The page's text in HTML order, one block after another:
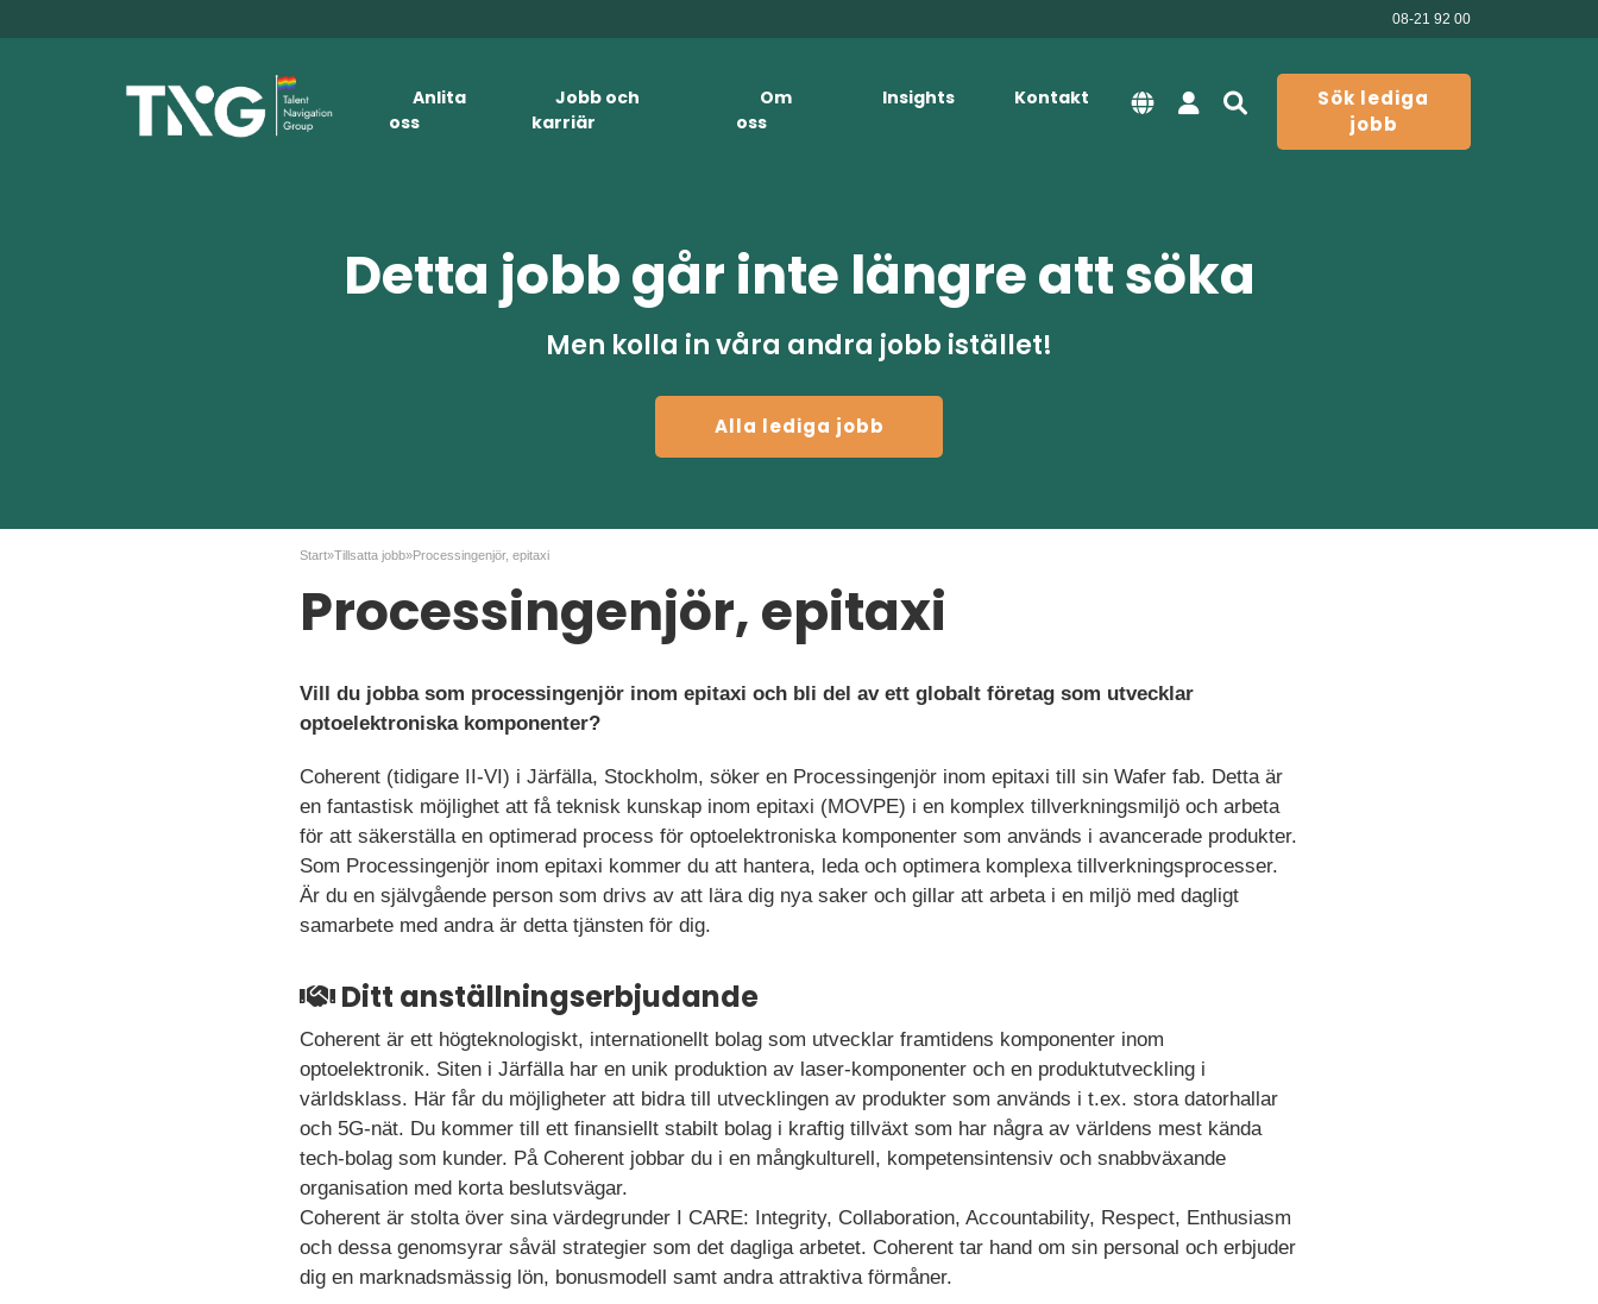
08-21 92 00
Anlita
oss
Jobb och
karriär
Om
oss
Insights Kontakt
Sök lediga
jobb
Detta jobb går inte längre att söka
Men kolla in våra andra jobb istället!
Alla lediga jobb
Start»Tillsatta jobb»Processingenjör, epitaxi
Processingenjör, epitaxi
Vill du jobba som processingenjör inom epitaxi och bli del av ett globalt företag som utvecklar
optoelektroniska komponenter?
Coherent (tidigare II-VI) i Järfälla, Stockholm, söker en Processingenjör inom epitaxi till sin Wafer fab. Detta är
en fantastisk möjlighet att få teknisk kunskap inom epitaxi (MOVPE) i en komplex tillverkningsmiljö och arbeta
för att säkerställa en optimerad process för optoelektroniska komponenter som används i avancerade produkter.
Som Processingenjör inom epitaxi kommer du att hantera, leda och optimera komplexa tillverkningsprocesser.
Är du en självgående person som drivs av att lära dig nya saker och gillar att arbeta i en miljö med dagligt
samarbete med andra är detta tjänsten för dig.
Ditt anställningserbjudande
Coherent är ett högteknologiskt, internationellt bolag som utvecklar framtidens komponenter inom
optoelektronik. Siten i Järfälla har en unik produktion av laser-komponenter och en produktutveckling i
världsklass. Här får du möjligheter att bidra till utvecklingen av produkter som används i t.ex. stora datorhallar
och 5G-nät. Du kommer till ett finansiellt stabilt bolag i kraftig tillväxt som har några av världens mest kända
tech-bolag som kunder. På Coherent jobbar du i en mångkulturell, kompetensintensiv och snabbväxande
organisation med korta beslutsvägar.
Coherent är stolta över sina värdegrunder I CARE: Integrity, Collaboration, Accountability, Respect, Enthusiasm
och dessa genomsyrar såväl strategier som det dagliga arbetet. Coherent tar hand om sin personal och erbjuder
dig en marknadsmässig lön, bonusmodell samt andra attraktiva förmåner.